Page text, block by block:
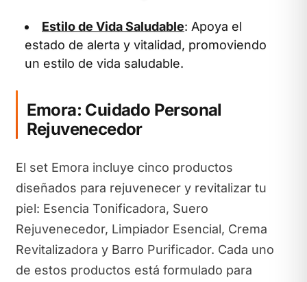
Estilo de Vida Saludable: Apoya el
estado de alerta y vitalidad, promoviendo
un estilo de vida saludable.
Emora: Cuidado Personal
Rejuvenecedor
El set Emora incluye cinco productos
diseñados para rejuvenecer y revitalizar tu
piel: Esencia Tonificadora, Suero
Rejuvenecedor, Limpiador Esencial, Crema
Revitalizadora y Barro Purificador. Cada uno
de estos productos está formulado para